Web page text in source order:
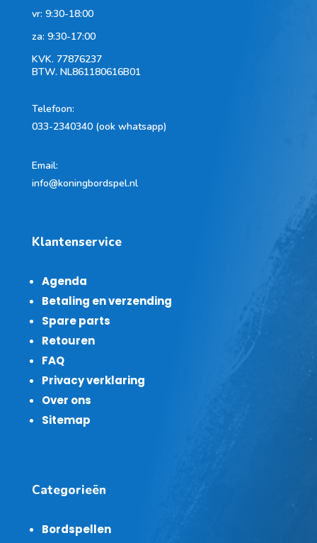
vr: 9:30-18:00
za: 9:30-17:00
KVK. 77876237
BTW. NL861180616B01
Telefoon:
033-2340340 (ook whatsapp)
Email:
info@koningbordspel.nl
Klantenservice
Agenda
Betaling en verzending
Spare parts
Retouren
FAQ
Privacy verklaring
Over ons
Sitemap
Categorieën
Bordspellen